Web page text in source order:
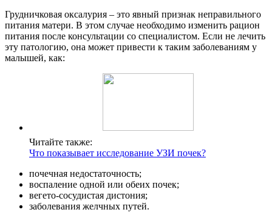
Грудничковая оксалурия – это явный признак неправильного
питания матери. В этом случае необходимо изменить рацион
питания после консультации со специалистом. Если не лечить
эту патологию, она может привести к таким заболеваниям у
малышей, как:
Читайте также:
Что показывает исследование УЗИ почек?
почечная недостаточность;
воспаление одной или обеих почек;
вегето-сосудистая дистония;
заболевания желчных путей.